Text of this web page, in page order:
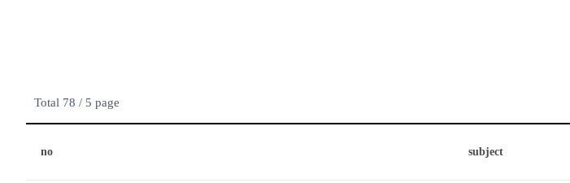
Total 78 / 5 page
no subject